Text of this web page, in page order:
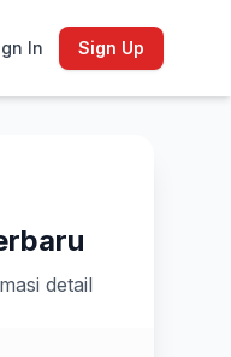
In Sign Up
detail